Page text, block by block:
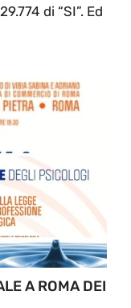
di “SI”. Ed
A ROMA DEI